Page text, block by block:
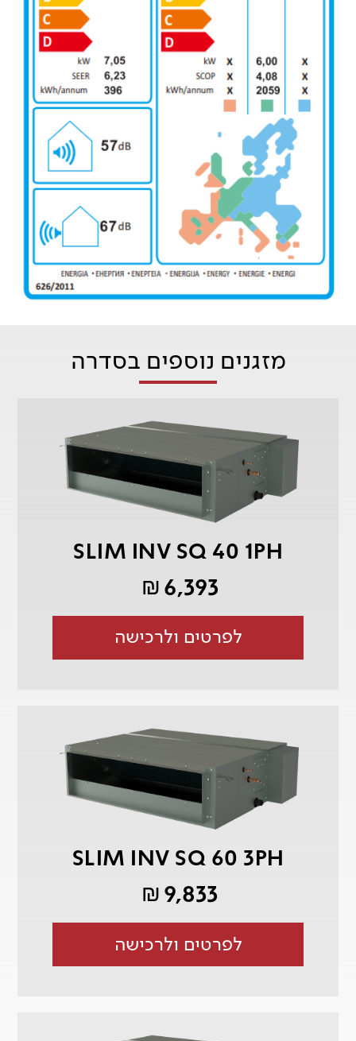
מזגנים נוספים בסדרה
SLIM INV SQ 40 1PH
6,393
₪
לפרטים ולרכישה
SLIM INV SQ 60 3PH
9,833
₪
לפרטים ולרכישה